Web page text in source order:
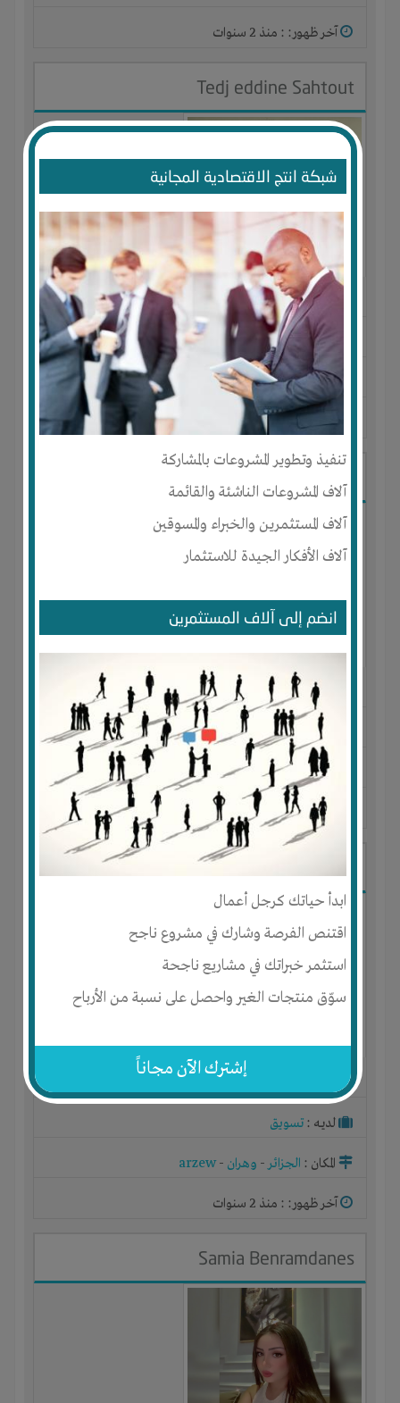
شبكة انتج الاقتصادية المجانية
تنفيذ وتطوير المشروعات بالمشاركة
آلاف المشروعات الناشئة والقائمة
آلاف المستثمرين والخبراء والمسوقين
آلاف الأفكار الجيدة للاستثمار
انضم إلى آلاف المستثمرين
ابدأ حياتك كرجل أعمال
اقتنص الفرصة وشارك في مشروع ناجح
استثمر خبراتك في مشاريع ناجحة
سوّق منتجات الغير واحصل على نسبة من الأرباح
إشترك الآن مجاناً
آخر ظهور: : منذ 2 سنوات
Tedj eddine Sahtout
الجنس : ذكر
لديـه : تسويق
المكان :الجزائر-سوق اهراس souk ahras
آخر ظهور: : منذ 2 سنوات
الجنس : ذكر
لديـه : الخبرات
المكان : الجزائر-
touggourt -touggourt
آخر ظهور: : منذ 2 سنوات
لديـه : تسويق
المكان : الجزائر- وهران -
arzew
آخر ظهور: : منذ 2 سنوات
Samia Benramdanes